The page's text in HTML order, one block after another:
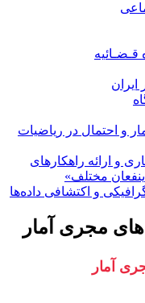
و احتمال در ریاضیات
و ارائه راهکارهای
مختلف»
و اکتشافی داده‌ها
مجری آمار
آمار